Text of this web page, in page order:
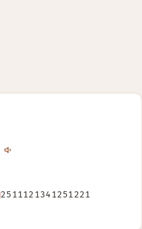
2511121341251221